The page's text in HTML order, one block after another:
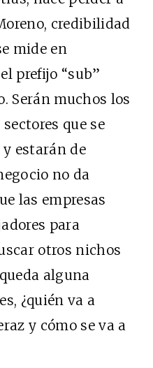
credibilidad
mide en
prefijo “sub”
Serán muchos los
que se
estarán de
no da
las empresas
para
otros nichos
alguna
¿quién va a
y cómo se va a